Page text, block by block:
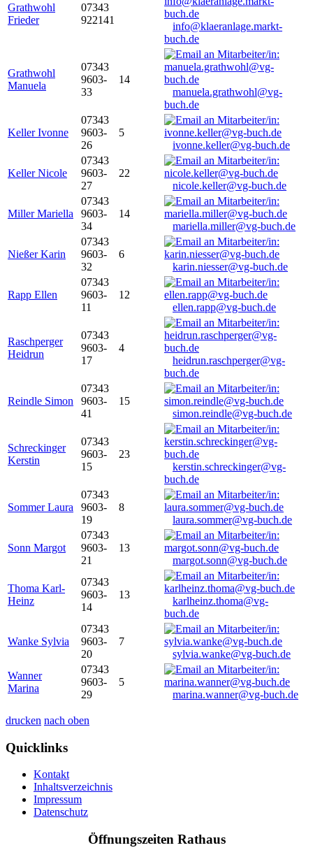
Grathwohl
Frieder
07343
922141
info@klaeranlage.markt-
buch.de
Grathwohl
Manuela
07343
9603-
33
14
manuela.grathwohl@vg-
buch.de
Keller Ivonne
07343
9603-
26
5
ivonne.keller@vg-buch.de
Keller Nicole
07343
9603-
27
22
nicole.keller@vg-buch.de
Miller Mariella
07343
9603-
34
14
mariella.miller@vg-buch.de
Nießer Karin
07343
9603-
32
6
karin.niesser@vg-buch.de
Rapp Ellen
07343
9603-
11
12
ellen.rapp@vg-buch.de
Raschperger
Heidrun
07343
9603-
17
4
heidrun.raschperger@vg-
buch.de
Reindle Simon
07343
9603-
41
15
simon.reindle@vg-buch.de
Schreckinger
Kerstin
07343
9603-
15
23
kerstin.schreckinger@vg-
buch.de
Sommer Laura
07343
9603-
19
8
laura.sommer@vg-buch.de
Sonn Margot
07343
9603-
21
13
margot.sonn@vg-buch.de
Thoma Karl-
Heinz
07343
9603-
14
13
karlheinz.thoma@vg-
buch.de
Wanke Sylvia
07343
9603-
20
7
sylvia.wanke@vg-buch.de
Wanner
Marina
07343
9603-
29
5
marina.wanner@vg-buch.de
drucken nach oben
Quicklinks
Kontakt
Inhaltsverzeichnis
Impressum
Datenschutz
Öffnungszeiten Rathaus